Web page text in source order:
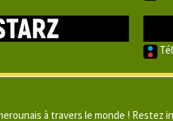
à travers le monde ! Restez